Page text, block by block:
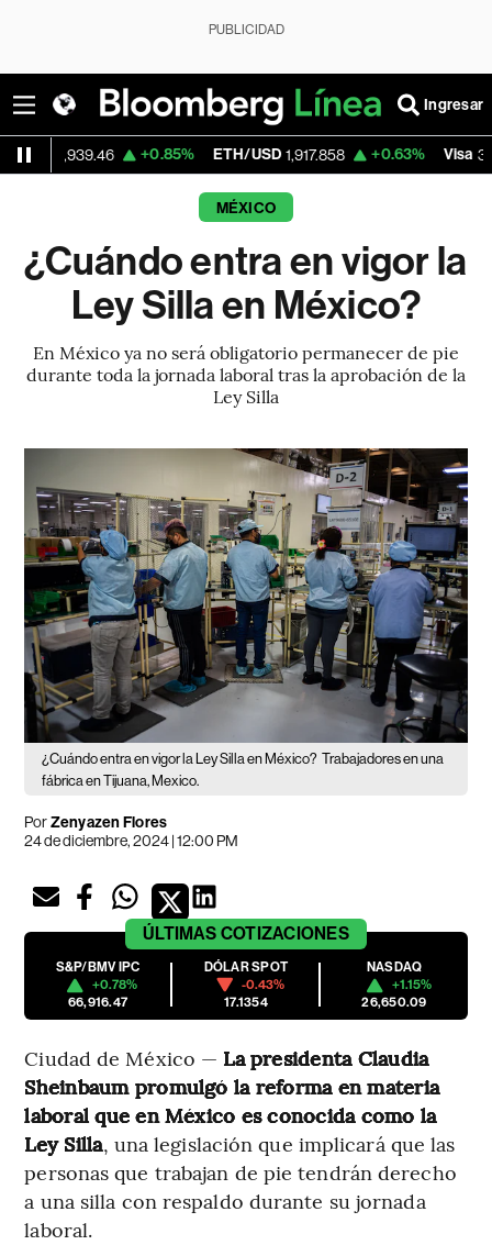
PUBLICIDAD
Ingresar
+0.85% ETH/USD 1,917.858 +0.63% Visa 362.47 -
MÉXICO
¿Cuándo entra en vigor la
Ley Silla en México?
En México ya no será obligatorio permanecer de pie
durante toda la jornada laboral tras la aprobación de la
Ley Silla
¿Cuándo entra en vigor la Ley Silla en México? Trabajadores en una
fábrica en Tijuana, Mexico.
PorZenyazen Flores
24 de diciembre, 2024 | 12:00 PM
ÚLTIMAS COTIZACIONES
S&P/BMV IPC
+0.78%
66,916.47
DÓLAR SPOT
-0.43%
17.1354
NASDAQ
+1.15%
26,650.09
Ciudad de México — La presidenta Claudia
Sheinbaum promulgó la reforma en materia
laboral que en México es conocida como la
Ley Silla, una legislación que implicará que las
personas que trabajan de pie tendrán derecho
a una silla con respaldo durante su jornada
laboral.